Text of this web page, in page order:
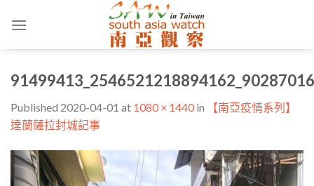
Published 2020-04-01 at 1080 × 1440 in
【南亞疫情系列】
達蘭薩拉封城記事